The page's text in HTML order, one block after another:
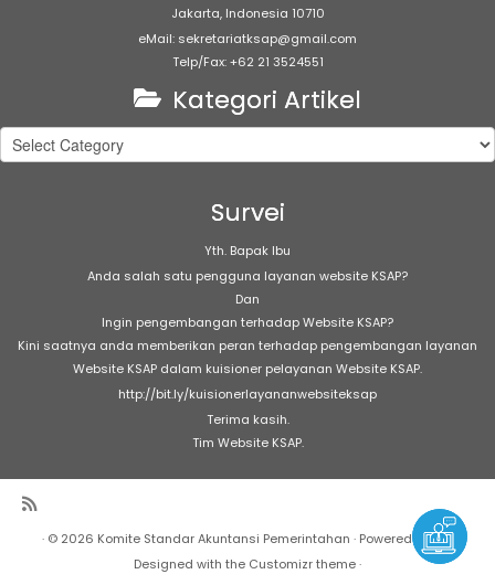
Jakarta, Indonesia 10710
eMail: sekretariatksap@gmail.com
Telp/Fax: +62 21 3524551
Kategori Artikel
Kategori
Artikel
Survei
Yth. Bapak Ibu
Anda salah satu pengguna layanan website KSAP?
Dan
Ingin pengembangan terhadap Website KSAP?
Kini saatnya anda memberikan peran terhadap pengembangan layanan
Website KSAP dalam kuisioner pelayanan Website KSAP.
http://bit.ly/kuisionerlayananwebsiteksap
Terima kasih.
Tim Website KSAP.
· © 2026 Komite Standar Akuntansi Pemerintahan · Powered by
·
Designed with the Customizr theme·